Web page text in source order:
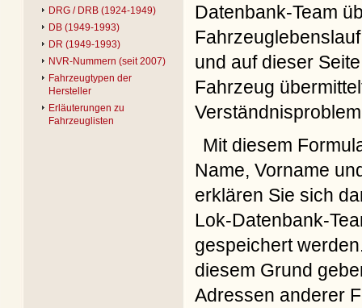
DRG / DRB (1924-1949)
DB (1949-1993)
DR (1949-1993)
NVR-Nummern (seit 2007)
Fahrzeugtypen der
Hersteller
Erläuterungen zu
Fahrzeuglisten
Datenbank-Team
und auf dieser
Fahrzeug
Mit diesem
Name, Vorname
erklären Sie sich
Lok-Datenbank-
gespeichert
diesem Grund
Adressen anderer